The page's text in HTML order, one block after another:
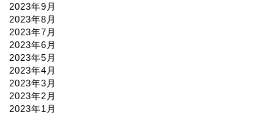
2023年9月
2023年8月
2023年7月
2023年6月
2023年5月
2023年4月
2023年3月
2023年2月
2023年1月